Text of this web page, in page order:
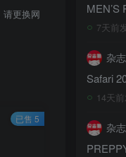
请更换网
已售 5
MEN’S
7天前
杂
Safari
14天
杂